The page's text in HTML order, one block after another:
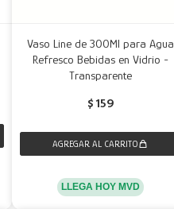
Vaso Line de 300Ml para Agua
Refresco Bebidas en Vidrio -
Transparente
$ 159
LLEGA HOY MVD